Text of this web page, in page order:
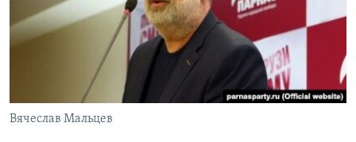
Вячеслав Мальцев